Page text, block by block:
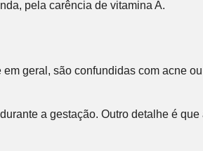
pela carência de vitamina A.
geral, são confundidas com acne ou
a gestação. Outro detalhe é que